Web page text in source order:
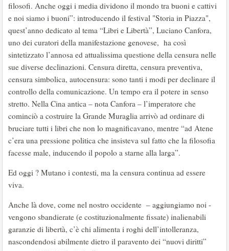
filosofi. Anche oggi i media dividono il mondo tra buoni e cattivi
e noi siamo i buoni”: introducendo il festival "Storia in Piazza",
quest’anno dedicato al tema “Libri e Libertà”, Luciano Canfora,
uno dei curatori della manifestazione genovese, ha così
sintetizzato l’annosa ed attualissima questione della censura nelle
sue diverse declinazioni. Censura diretta, censura preventiva,
censura simbolica, autocensura: sono tanti i modi per declinare il
controllo della comunicazione. Un tempo era il potere in senso
stretto. Nella Cina antica – nota Canfora – l’imperatore che
cominciò a costruire la Grande Muraglia arrivò ad ordinare di
bruciare tutti i libri che non lo magnificavano, mentre “ad Atene
c’era una pressione politica che insisteva sul fatto che la filosofia
facesse male, inducendo il popolo a starne alla larga”.
Ed oggi ? Mutano i contesti, ma la censura continua ad essere
viva.
Anche là dove, come nel nostro occidente – aggiungiamo noi -
vengono sbandierate (e costituzionalmente fissate) inalienabili
garanzie di libertà, c’è chi alimenta i roghi dell’intolleranza,
nascondendosi abilmente dietro il paravento dei “nuovi diritti”